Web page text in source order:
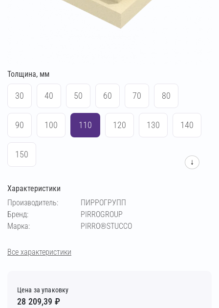
Толщина, мм
30 40 50 60 70 80
90 100 110 120 130 140
150
↓
Характеристики
Производитель:
ПИРРОГРУПП
Бренд:
PIRROGROUP
Марка:
PIRRO®STUCCO
Все характеристики
Цена за упаковку
28 209,39 ₽